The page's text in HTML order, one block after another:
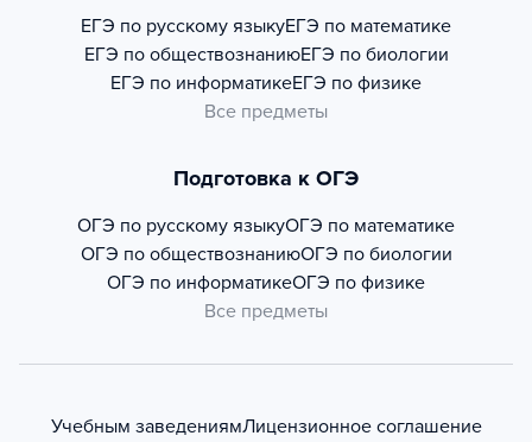
ЕГЭ по русскому языкуЕГЭ по математике
ЕГЭ по обществознаниюЕГЭ по биологии
ЕГЭ по информатикеЕГЭ по физике
Все предметы
Подготовка к ОГЭ
ОГЭ по русскому языкуОГЭ по математике
ОГЭ по обществознаниюОГЭ по биологии
ОГЭ по информатикеОГЭ по физике
Все предметы
Учебным заведениямЛицензионное соглашение